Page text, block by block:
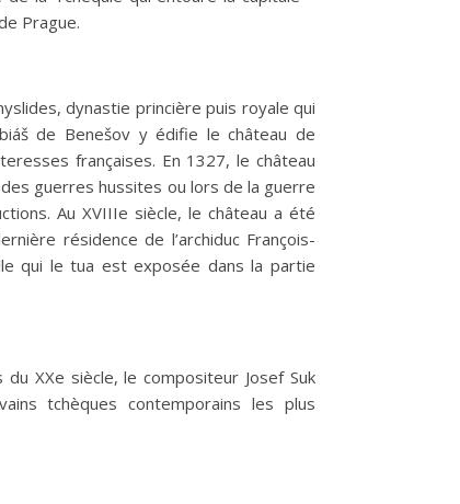
Prague.
dynastie princière puis royale qui
de Benešov y édifie le château de
françaises. En 1327, le château
guerres hussites ou lors de la guerre
Au XVIIIe siècle, le château a été
résidence de l’archiduc François-
qui le tua est exposée dans la partie
XXe siècle, le compositeur Josef Suk
tchèques contemporains les plus